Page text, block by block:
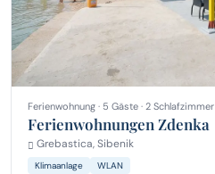
Ferienwohnung · 5 Gäste · 2 Schlafzimmer
Ferienwohnungen Zdenka
Grebastica, Sibenik
Klimaanlage WLAN